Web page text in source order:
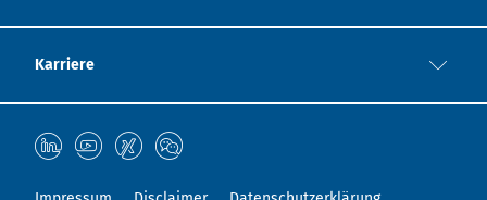
Karriere